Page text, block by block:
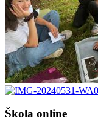
Škola online